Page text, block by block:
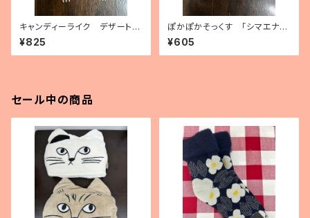
キャンディーライク デザートフ
ォーク（3種）
¥825
ぽかぽかそっくす 「シマエナ
ガ」 アンクル丈
¥605
セール中の商品